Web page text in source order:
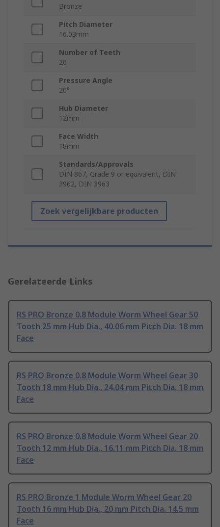
Bronze
Pitch Diameter
16.03mm
Number of Teeth
20
Pressure Angle
20°
Hub Diameter
12mm
Face Width
18mm
Standards/Approvals
DIN 867, Grade 9 or equivalent, DIN
3962, DIN 3963
Zoek vergelijkbare producten
Gerelateerde Links
RS PRO Bronze 0.8 Module Worm Wheel Gear 50
Tooth 25 mm Hub Dia., 40.06 mm Pitch Dia. 18 mm
Face
RS PRO Bronze 0.8 Module Worm Wheel Gear 30
Tooth 18 mm Hub Dia., 24.04 mm Pitch Dia. 18 mm
Face
RS PRO Bronze 0.8 Module Worm Wheel Gear 20
Tooth 12 mm Hub Dia., 16.11 mm Pitch Dia. 18 mm
Face
RS PRO Bronze 1 Module Worm Wheel Gear 20
Tooth 16 mm Hub Dia., 20 mm Pitch Dia. 14.5 mm
Face